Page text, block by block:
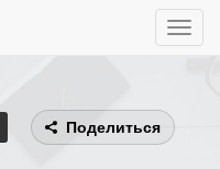
Toggle
Поделиться